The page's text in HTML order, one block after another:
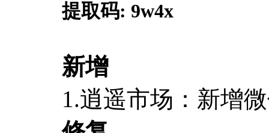
提取码: 9w4x
新增
1.逍遥市场：新增